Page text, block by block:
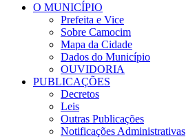
O MUNICÍPIO
Prefeita e Vice
Sobre Camocim
Mapa da Cidade
Dados do Município
OUVIDORIA
PUBLICAÇÕES
Decretos
Leis
Outras Publicações
Notificações Administrativas